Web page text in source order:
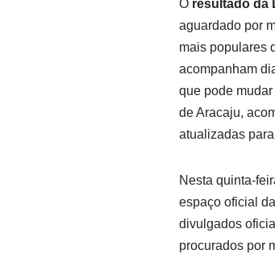
O resultado da
aguardado por
mais populares
acompanham
que pode mudar
de Aracaju,
atualizadas
Nesta quinta-
espaço oficial
divulgados
procurados por